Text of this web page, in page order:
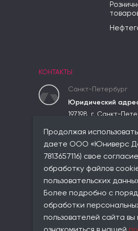
КОНТАКТЫ
Санкт-Петербург
Юридический
197198, г. Санкт-
Чкаловское,
ул. Красного
лит. В, пом. 2-Н, ком
Фактический адрес:
совпадает с
+7 (812) 677-21-86
Email:
info@universe-data.ru
Продолжая
даете ООО «Юниверс
7813657116) свое
обработку файлов
пользовательских
Более подробно с
обработки
пользователей сайта